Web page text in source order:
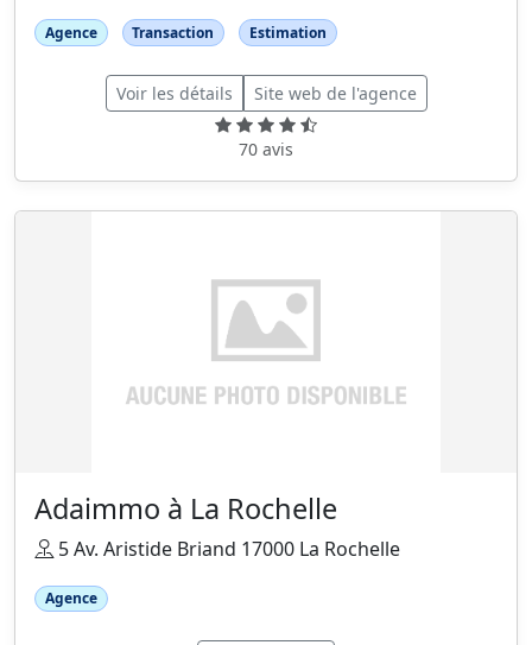
Agence Transaction Estimation
Voir les détails Site web de l'agence
70 avis
Adaimmo à La Rochelle
5 Av. Aristide Briand 17000 La Rochelle
Agence